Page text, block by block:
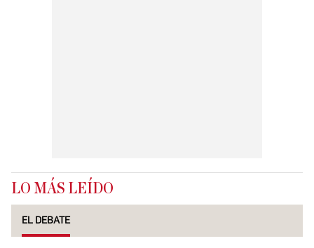
LO MÁS LEÍDO
EL DEBATE